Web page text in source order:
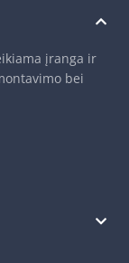
įranga ir
bei